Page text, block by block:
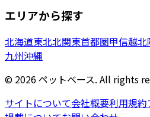
エリアから探す
北海道東北北関東首都圏甲信越北
九州沖縄
© 2026ペットベース. All rights
サイトについて会社概要利用規約